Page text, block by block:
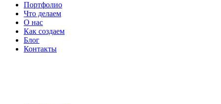
Портфолио
Что делаем
О нас
Как создаем
Блог
Контакты